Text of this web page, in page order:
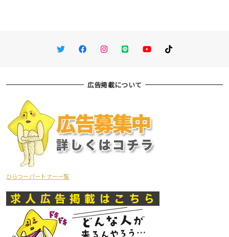
TwitterFacebookInstagram
LINE You TubeTikTok
広告掲載について
ひらつーパートナー一覧